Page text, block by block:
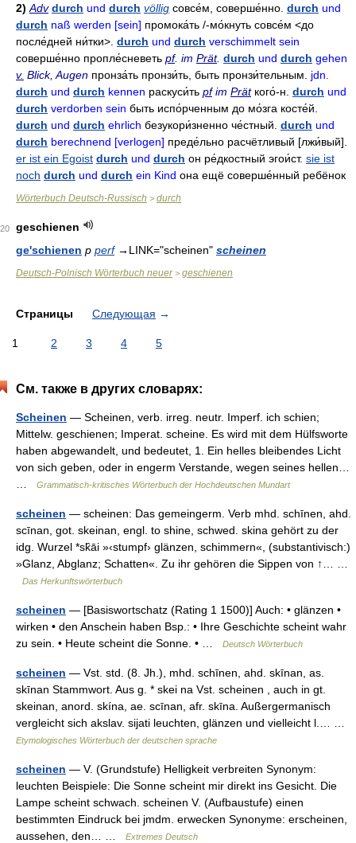
2) Adv durch und durch völlig совсе́м соверше́нно durch und
durch naß werden [sein] промока́ть /-мо́кнуть совсе́м <до
после́дней ни́тки>. durch und durch verschimmelt sein
соверше́нно пропле́сневеть pf. im Prät. durch und durch gehen
v. Blick, Augen пронза́ть пронзи́ть быть пронзи́тельным
jdn.
durch und durch kennen раскуси́ть pfim Prät кого́-н durch und
durch verdorben sein быть испо́рченным до мо́зга косте́й
durch und durch ehrlich безукори́зненно че́стный durch und
durch berechnend [verlogen] преде́льно расчётливый [лжи́вый].
er ist ein Egoist durch und durch он ре́дкостный эгои́ст. sie ist
noch durch und durch ein Kind она ещё соверше́нный ребёнок
Wörterbuch Deutsch-Russisch > durch
20
geschienen
ge'schienen p perf → LINK="scheinen" scheinen
Deutsch-Polnisch Wörterbuch neuer> geschienen
Страницы Следующая →
1 2 3 4 5
См. также в других словарях:
Scheinen — Scheinen, verb. irreg. neutr. Imperf. ich schien;
Mittelw. geschienen; Imperat. scheine. Es wird mit dem Hülfsworte
haben abgewandelt, und bedeutet, 1. Ein helles bleibendes Licht
von sich geben, oder in engerm Verstande, wegen seines hellen…
Grammatisch-kritisches Wörterbuch der Hochdeutschen Mundart
scheinen — scheinen: Das gemeingerm. Verb mhd. schīnen, ahd.
scīnan, got. skeinan, engl. to shine, schwed. skina gehört zu der
idg. Wurzel *sk̑āi »‹stumpf› glänzen, schimmern«, (substantivisch:)
»Glanz, Abglanz; Schatten«. Zu ihr gehören die Sippen von ↑… …
Das Herkunftswörterbuch
scheinen — [Basiswortschatz (Rating 1 1500)] Auch: • glänzen •
wirken • den Anschein haben Bsp.: • Ihre Geschichte scheint wahr
zu sein. • Heute scheint die Sonne. • …
Deutsch Wörterbuch
scheinen — Vst. std. (8. Jh.), mhd. schīnen, ahd. skīnan, as.
skīnan Stammwort. Aus g. * skei na Vst. scheinen , auch in gt.
skeinan, anord. skína, ae. scīnan, afr. skīna. Außergermanisch
vergleicht sich akslav. sijati leuchten, glänzen und vielleicht l.… …
Etymologisches Wörterbuch der deutschen sprache
scheinen — V. (Grundstufe) Helligkeit verbreiten Synonym:
leuchten Beispiele: Die Sonne scheint mir direkt ins Gesicht. Die
Lampe scheint schwach. scheinen V. (Aufbaustufe) einen
bestimmten Eindruck bei jmdm. erwecken Synonyme: erscheinen,
aussehen, den… …
Extremes Deutsch